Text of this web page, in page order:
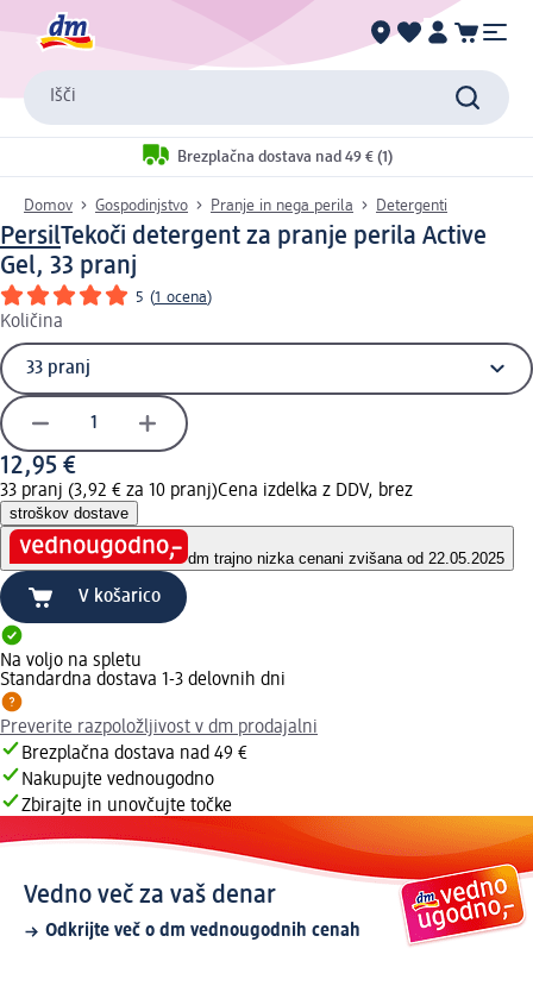
Išči
Brezplačna dostava nad 49 € (1)
Domov Gospodinjstvo Pranje in nega perila Detergenti
PersilTekoči detergent za pranje perila Active
Gel, 33 pranj
5 (1 ocena)
Količina
12,95 €
33 pranj (3,92 € za 10 pranj)Cena izdelka z DDV, brez
stroškov dostave
dm trajno nizka cenani zvišana od 22.05.2025
V košarico
Na voljo na spletu
Standardna dostava 1-3 delovnih dni
Preverite razpoložljivost v dm prodajalni
Brezplačna dostava nad 49 €
Nakupujte vednougodno
Zbirajte in unovčujte točke
Vedno več za vaš denar
Odkrijte več o dm vednougodnih cenah